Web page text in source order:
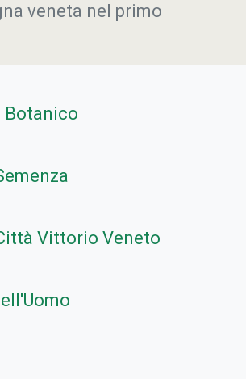
veneta nel primo
Botanico
Vittorio Veneto